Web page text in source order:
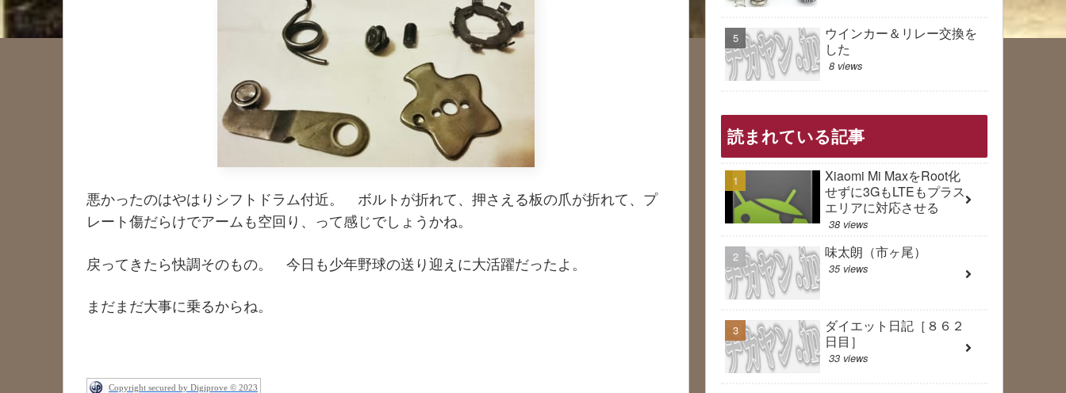
悪かったのはやはりシフトドラム付近。 ボルトが折れて、押さえる板の爪が折れて、プ
レート傷だらけでアームも空回り、って感じでしょうかね。
戻ってきたら快調そのもの。 今日も少年野球の送り迎えに大活躍だったよ。
まだまだ大事に乗るからね。
Copyright secured by Digiprove © 2023
ウインカー＆リレー交換を
した
8 views
読まれている記事
Xiaomi Mi MaxをRoot化
せずに3GもLTEもプラス
エリアに対応させる
38 views
味太朗（市ヶ尾）
35 views
ダイエット日記［８６２
日目］
33 views